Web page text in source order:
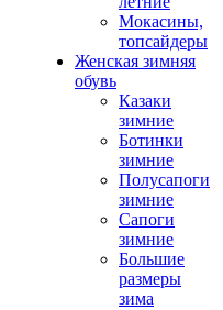
Мокасины,
топсайдеры
Женская зимняя
обувь
Казаки
зимние
Ботинки
зимние
Полусапоги
зимние
Сапоги
зимние
Большие
размеры
зима